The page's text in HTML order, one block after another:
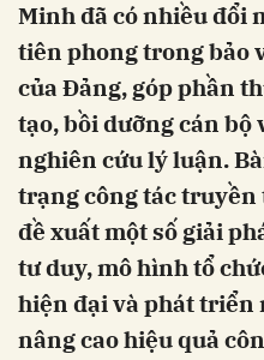
Minh đã có nhiều đổi
tiên phong trong bảo
của Đảng, góp phần
tạo, bồi dưỡng cán bộ
nghiên cứu lý luận.
trạng công tác truyền
đề xuất một số giải
tư duy, mô hình tổ
hiện đại và phát triển
nâng cao hiệu quả